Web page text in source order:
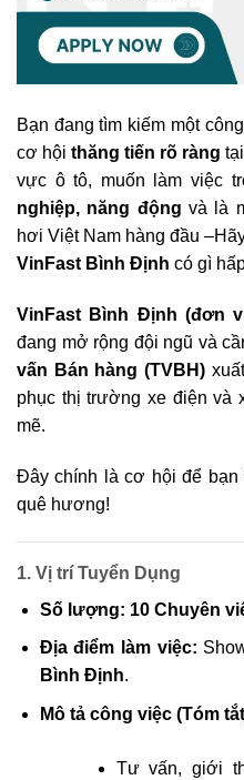
Bạn đang tìm kiếm một
cơ hội thăng tiến rõ ràng tại
vực ô tô, muốn làm việc
nghiệp, năng động và là
hơi Việt Nam hàng đầu
VinFast Bình Định có gì
VinFast Bình Định (đơn
đang mở rộng đội ngũ và
vấn Bán hàng (TVBH)
phục thị trường xe điện và
mẽ.
Đây chính là cơ hội để bạn
quê hương!
1. Vị trí Tuyển Dụng
Số lượng: 10 Chuyên
Địa điểm làm việc:
Bình Định.
Mô tả công việc (Tóm
Tư vấn, giới